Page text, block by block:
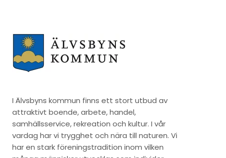
I Älvsbyns kommun finns ett stort utbud av
attraktivt boende, arbete, handel,
samhällsservice, rekreation och kultur. I vår
vardag har vi trygghet och nära till naturen. Vi
har en stark föreningstradition inom vilken